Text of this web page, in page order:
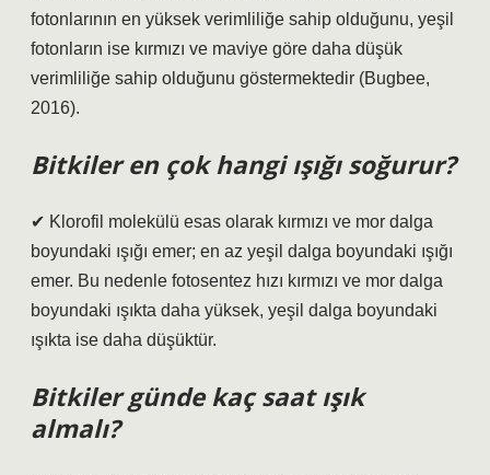
fotonlarının en yüksek verimliliğe sahip olduğunu, yeşil
fotonların ise kırmızı ve maviye göre daha düşük
verimliliğe sahip olduğunu göstermektedir (Bugbee,
2016).
Bitkiler en çok hangi ışığı soğurur?
✔ Klorofil molekülü esas olarak kırmızı ve mor dalga
boyundaki ışığı emer; en az yeşil dalga boyundaki ışığı
emer. Bu nedenle fotosentez hızı kırmızı ve mor dalga
boyundaki ışıkta daha yüksek, yeşil dalga boyundaki
ışıkta ise daha düşüktür.
Bitkiler günde kaç saat ışık
almalı?